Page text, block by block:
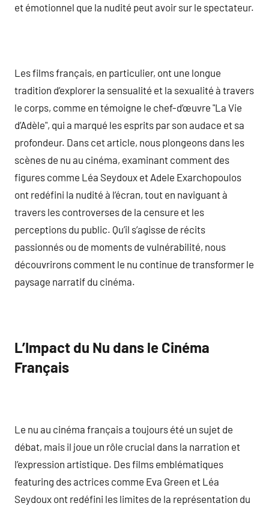
et émotionnel que la nudité peut avoir sur le spectateur.
Les films français, en particulier, ont une longue
tradition d’explorer la sensualité et la sexualité à travers
le corps, comme en témoigne le chef-d’œuvre "La Vie
d’Adèle", qui a marqué les esprits par son audace et sa
profondeur. Dans cet article, nous plongeons dans les
scènes de nu au cinéma, examinant comment des
figures comme Léa Seydoux et Adele Exarchopoulos
ont redéfini la nudité à l’écran, tout en naviguant à
travers les controverses de la censure et les
perceptions du public. Qu’il s’agisse de récits
passionnés ou de moments de vulnérabilité, nous
découvrirons comment le nu continue de transformer le
paysage narratif du cinéma.
L’Impact du Nu dans le Cinéma
Français
Le nu au cinéma français a toujours été un sujet de
débat, mais il joue un rôle crucial dans la narration et
l’expression artistique. Des films emblématiques
featuring des actrices comme Eva Green et Léa
Seydoux ont redéfini les limites de la représentation du